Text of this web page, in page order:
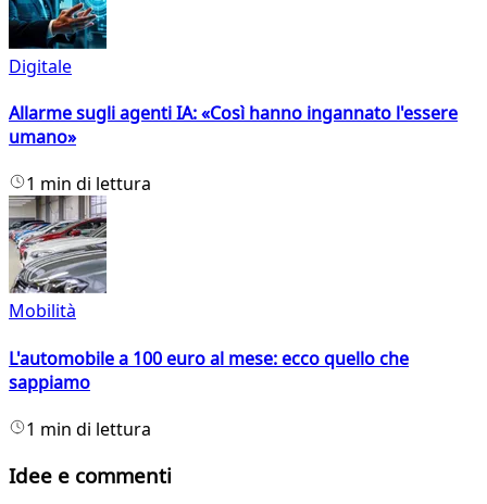
Digitale
Allarme sugli agenti IA: «Così hanno ingannato l'essere
umano»
1 min di lettura
Mobilità
L'automobile a 100 euro al mese: ecco quello che
sappiamo
1 min di lettura
Idee e commenti